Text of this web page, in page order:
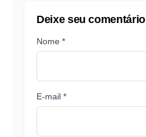
Deixe seu comentário
Nome *
E-mail *